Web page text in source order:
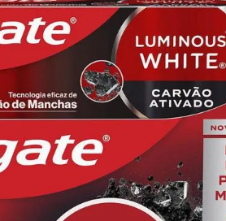
8º pão
ovo